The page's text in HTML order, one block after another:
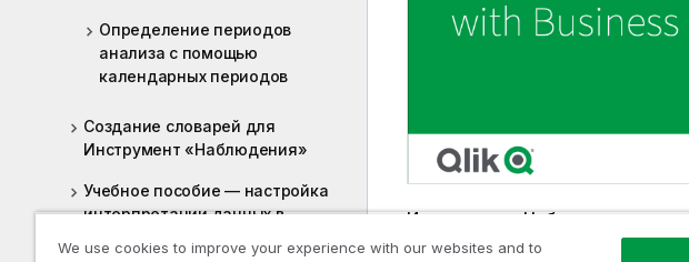
Определение периодов
анализа с помощью
календарных периодов
Создание словарей для
Инструмент «Наблюдения»
Учебное пособие — настройка
интерпретации данных в
Инструмент «Наблюдения»
обучение на основе
We use cookies to improve your experience with our websites and to